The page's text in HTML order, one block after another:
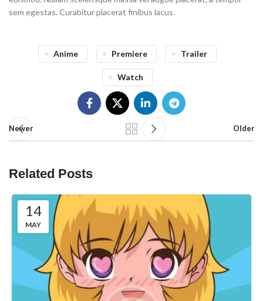
sem egestas. Curabitur placerat finibus lacus.
Anime Premiere Trailer
Watch
Newer Older
Related Posts
14
MAY